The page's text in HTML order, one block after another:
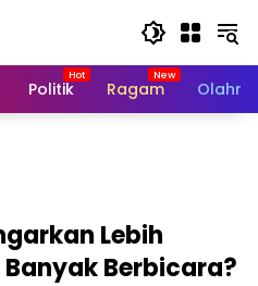
Politik Ragam
Lebih
Berbicara?